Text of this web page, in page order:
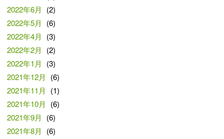
2022年6月
(2)
2022年5月
(6)
2022年4月
(3)
2022年2月
(2)
2022年1月
(3)
2021年12月
(6)
2021年11月
(1)
2021年10月
(6)
2021年9月
(6)
2021年8月
(6)